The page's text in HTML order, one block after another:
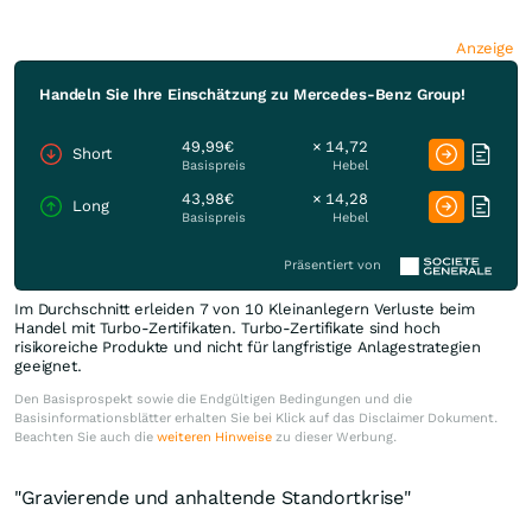
Anzeige
Handeln Sie Ihre Einschätzung zu Mercedes-Benz Group!
Short 49,99€
Basispreis
× 14,72
Hebel
Long 43,98€
Basispreis
× 14,28
Hebel
Präsentiert von
Im Durchschnitt erleiden 7 von 10 Kleinanlegern Verluste beim
Handel mit Turbo-Zertifikaten. Turbo-Zertifikate sind hoch
risikoreiche Produkte und nicht für langfristige Anlagestrategien
geeignet.
Den Basisprospekt sowie die Endgültigen Bedingungen und die
Basisinformationsblätter erhalten Sie bei Klick auf das Disclaimer Dokument.
Beachten Sie auch die weiteren Hinweise zu dieser Werbung.
"Gravierende und anhaltende Standortkrise"